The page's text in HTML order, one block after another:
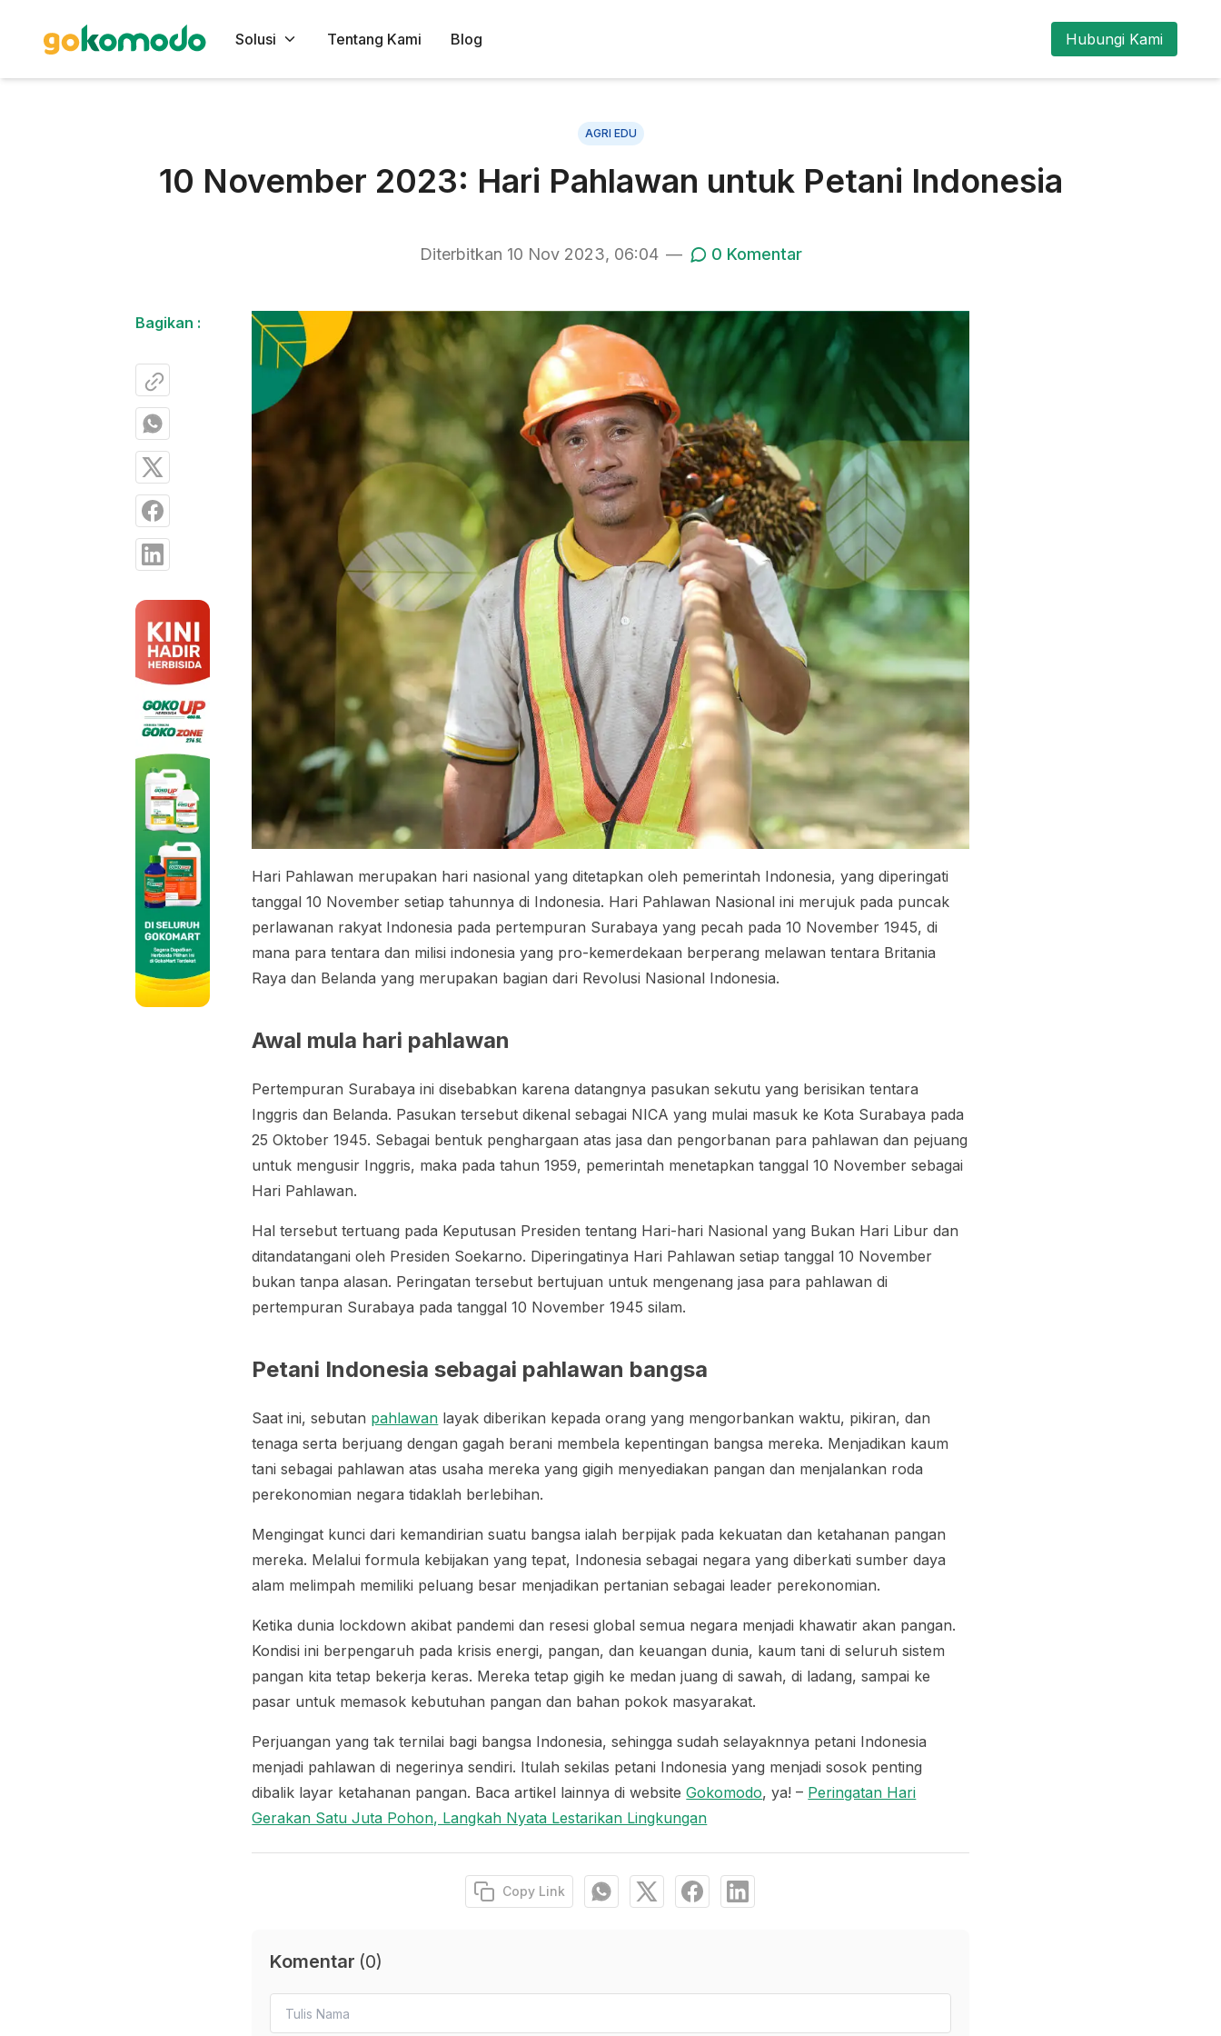
Solusi Tentang Kami Blog Hubungi Kami
AGRI EDU
10 November 2023: Hari Pahlawan untuk Petani Indonesia
Diterbitkan 10 Nov 2023, 06:04 — 0 Komentar
Bagikan :
Hari Pahlawan merupakan hari nasional yang ditetapkan oleh pemerintah Indonesia, yang diperingati
tanggal 10 November setiap tahunnya di Indonesia. Hari Pahlawan Nasional ini merujuk pada puncak
perlawanan rakyat Indonesia pada pertempuran Surabaya yang pecah pada 10 November 1945, di
mana para tentara dan milisi indonesia yang pro-kemerdekaan berperang melawan tentara Britania
Raya dan Belanda yang merupakan bagian dari Revolusi Nasional Indonesia.
Awal mula hari pahlawan
Pertempuran Surabaya ini disebabkan karena datangnya pasukan sekutu yang berisikan tentara
Inggris dan Belanda. Pasukan tersebut dikenal sebagai NICA yang mulai masuk ke Kota Surabaya pada
25 Oktober 1945. Sebagai bentuk penghargaan atas jasa dan pengorbanan para pahlawan dan pejuang
untuk mengusir Inggris, maka pada tahun 1959, pemerintah menetapkan tanggal 10 November sebagai
Hari Pahlawan.
Hal tersebut tertuang pada Keputusan Presiden tentang Hari-hari Nasional yang Bukan Hari Libur dan
ditandatangani oleh Presiden Soekarno. Diperingatinya Hari Pahlawan setiap tanggal 10 November
bukan tanpa alasan. Peringatan tersebut bertujuan untuk mengenang jasa para pahlawan di
pertempuran Surabaya pada tanggal 10 November 1945 silam.
Petani Indonesia sebagai pahlawan bangsa
Saat ini, sebutan pahlawan layak diberikan kepada orang yang mengorbankan waktu, pikiran, dan
tenaga serta berjuang dengan gagah berani membela kepentingan bangsa mereka. Menjadikan kaum
tani sebagai pahlawan atas usaha mereka yang gigih menyediakan pangan dan menjalankan roda
perekonomian negara tidaklah berlebihan.
Mengingat kunci dari kemandirian suatu bangsa ialah berpijak pada kekuatan dan ketahanan pangan
mereka. Melalui formula kebijakan yang tepat, Indonesia sebagai negara yang diberkati sumber daya
alam melimpah memiliki peluang besar menjadikan pertanian sebagai leader perekonomian.
Ketika dunia lockdown akibat pandemi dan resesi global semua negara menjadi khawatir akan pangan.
Kondisi ini berpengaruh pada krisis energi, pangan, dan keuangan dunia, kaum tani di seluruh sistem
pangan kita tetap bekerja keras. Mereka tetap gigih ke medan juang di sawah, di ladang, sampai ke
pasar untuk memasok kebutuhan pangan dan bahan pokok masyarakat.
Perjuangan yang tak ternilai bagi bangsa Indonesia, sehingga sudah selayaknnya petani Indonesia
menjadi pahlawan di negerinya sendiri. Itulah sekilas petani Indonesia yang menjadi sosok penting
dibalik layar ketahanan pangan. Baca artikel lainnya di websiteGokomodo, ya! – Peringatan Hari
Gerakan Satu Juta Pohon, Langkah Nyata Lestarikan Lingkungan
Copy Link
Komentar (0)